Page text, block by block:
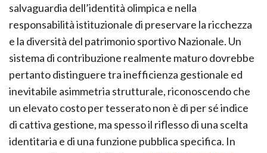
salvaguardia dell’identità olimpica e nella
responsabilità istituzionale di preservare la ricchezza
e la diversità del patrimonio sportivo Nazionale. Un
sistema di contribuzione realmente maturo dovrebbe
pertanto distinguere tra inefficienza gestionale ed
inevitabile asimmetria strutturale, riconoscendo che
un elevato costo per tesserato non è di per sé indice
di cattiva gestione, ma spesso il riflesso di una scelta
identitaria e di una funzione pubblica specifica. In